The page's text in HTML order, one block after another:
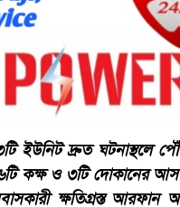
ইউনিট দ্রুত ঘটনাস্থলে
কক্ষ ও ৩টি দোকানের
ক্ষতিগ্রস্ত